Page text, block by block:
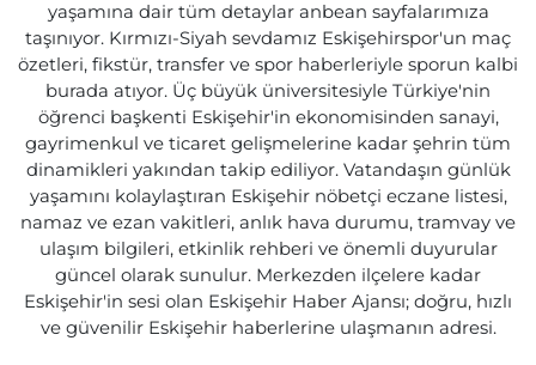
yaşamına dair tüm detaylar anbean sayfalarımıza
taşınıyor. Kırmızı-Siyah sevdamız Eskişehirspor'un maç
özetleri, fikstür, transfer ve spor haberleriyle sporun kalbi
burada atıyor. Üç büyük üniversitesiyle Türkiye'nin
öğrenci başkenti Eskişehir'in ekonomisinden sanayi,
gayrimenkul ve ticaret gelişmelerine kadar şehrin tüm
dinamikleri yakından takip ediliyor. Vatandaşın günlük
yaşamını kolaylaştıran Eskişehir nöbetçi eczane listesi,
namaz ve ezan vakitleri, anlık hava durumu, tramvay ve
ulaşım bilgileri, etkinlik rehberi ve önemli duyurular
güncel olarak sunulur. Merkezden ilçelere kadar
Eskişehir'in sesi olan Eskişehir Haber Ajansı; doğru, hızlı
ve güvenilir Eskişehir haberlerine ulaşmanın adresi.